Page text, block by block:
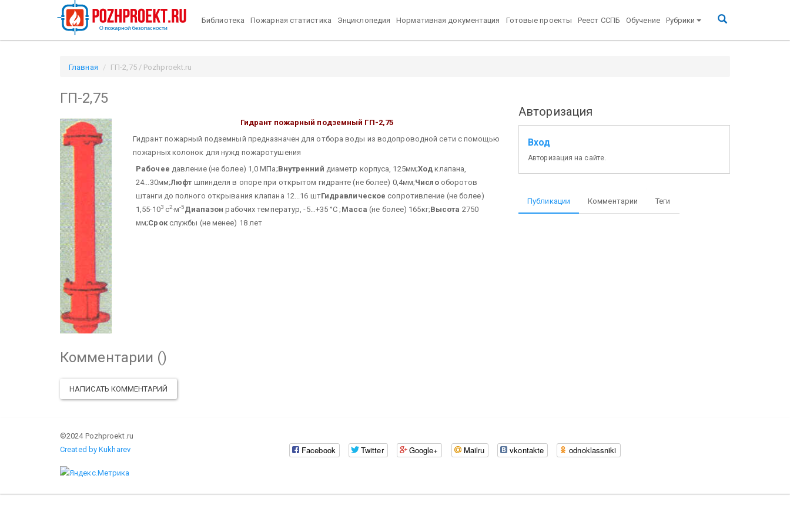
Библиотека Пожарная статистика Энциклопедия Нормативная документация Готовые проекты Реест ССПБ Обучение Рубрики
Главная ГП-2,75 / Pozhproekt.ru
ГП-2,75
Гидрант пожарный подземный ГП-2,75
Гидрант пожарный подземный предназначен для отбора воды из водопроводной сети с помощью
пожарных колонок для нужд пожаротушения
Рабочее давление (не более) 1,0 МПа;Внутренний диаметр корпуса, 125мм;Ход клапана,
24...30мм;Люфт шпинделя в опоре при открытом гидранте (не более) 0,4мм;Числооборотов
штанги до полного открывания клапана 12...16 штГидравлическое сопротивление (не более)
1,55·103с2·м-5Диапазон рабочих температур, -5…+35 °С ; Масса (не более) 165кг;Высота 2750
мм;Срокслужбы (не менее) 18 лет
Комментарии ()
НАПИСАТЬ КОММЕНТАРИЙ
Авторизация
Вход
Авторизация на сайте.
Публикации Комментарии Теги
©2024 Pozhproekt.ru
Created by Kukharev
Facebook Twitter Google+ Mailru vkontakte odnoklassniki